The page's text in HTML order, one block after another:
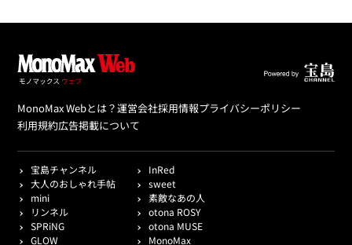
MonoMax Webとは？運営会社採用情報プライバシーポリシー
利用規約広告掲載について
宝島チャンネル
InRed
大人のおしゃれ手帖
sweet
mini
素敵なあの人
リンネル
otona ROSY
SPRiNG
otona MUSE
GLOW
MonoMax